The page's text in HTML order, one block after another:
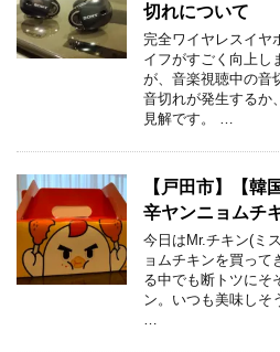
切れについて
完全ワイヤレスイヤ
イフがすごく向上し
が、音楽視聴中の音
音切れが発生するか
見解です。 …
【戸田市】【韓
辛ヤンニョムチ
今日はMr.チキン(ミ
ョムチキンを買って
る中でも断トツにそ
ン。いつも美味しそ